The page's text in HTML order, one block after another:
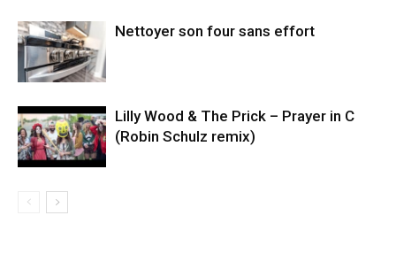
Nettoyer son four sans effort
Lilly Wood & The Prick – Prayer in C
(Robin Schulz remix)